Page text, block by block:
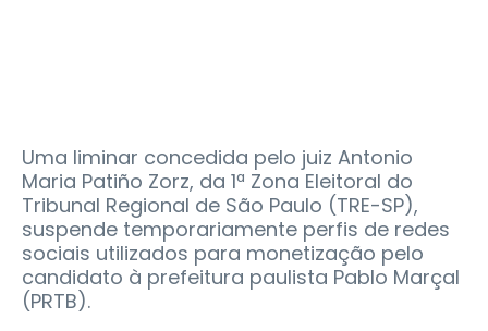
Uma liminar concedida pelo juiz Antonio
Maria Patiño Zorz, da 1ª Zona Eleitoral do
Tribunal Regional de São Paulo (TRE-SP),
suspende temporariamente perfis de redes
sociais utilizados para monetização pelo
candidato à prefeitura paulista Pablo Marçal
(PRTB).